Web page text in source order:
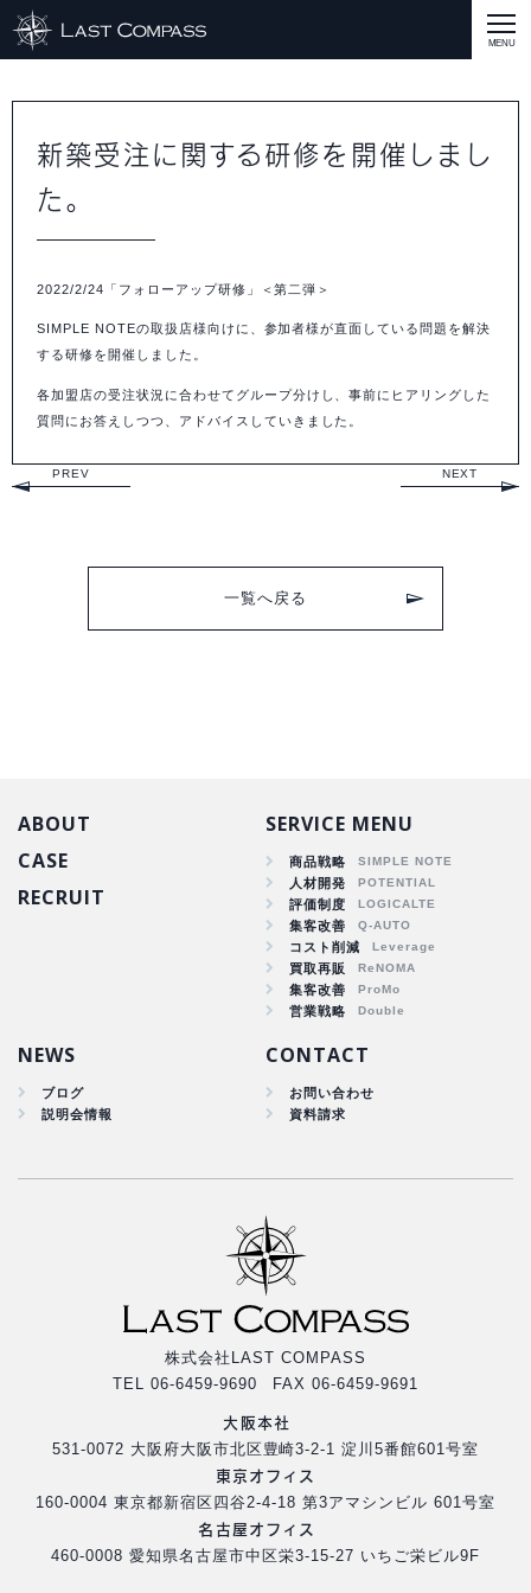
CASE
CASE
商品戦略
人材開発
評価制度
集客改善
コスト削減
買取再販
集客改善
SERVICE MENU
すべての説明会情報
事業開発に関して
人材 に関して
集客 に関して
営業 に関して
コストに関して
RECRUIT
INQUERY
COMPASS PORT
新築受注に関する研修を開催しまし
た。
2022/2/24「フォローアップ研修」＜第二弾＞
SIMPLE NOTEの取扱店様向けに、参加者様が直面している問題を解決
する研修を開催しました。
各加盟店の受注状況に合わせてグループ分けし、事前にヒアリングした
質問にお答えしつつ、アドバイスしていきました。
PREV NEXT
一覧へ戻る
ABOUT
CASE
商品戦略
RECRUIT
SERVICE MENU
商品戦略
人材開発
評価制度
集客改善
コスト削減
買取再販
集客改善
営業戦略
NEWS
ブログ
説明会情報
CONTACT
お問い合わせ
資料請求
株式会社LAST COMPASS
TEL 06-6459-9690 FAX 06-6459-9691
大阪本社
531-0072 大阪府大阪市北区豊崎3-2-1 淀川5番館601号室
東京オフィス
160-0004 東京都新宿区四谷2-4-18 第3アマシンビル 601号室
名古屋オフィス
460-0008 愛知県名古屋市中区栄3-15-27 いちご栄ビル9F